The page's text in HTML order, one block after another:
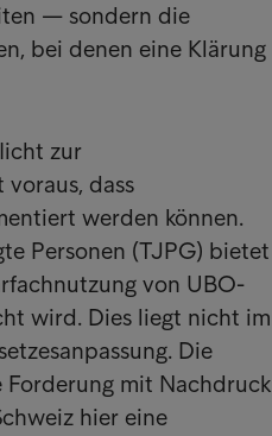
— sondern die
bei denen eine Klärung
zur
dass
werden können.
Personen (TJPG) bietet
von UBO-
wird. Dies liegt nicht im
Die
mit Nachdruck
hier eine